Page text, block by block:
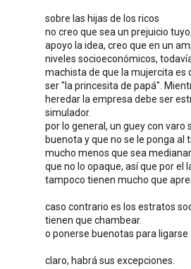
sobre las hijas de los ricos
no creo que sea un prejuicio tuyo,
apoyo la idea, creo que en un
niveles socioeconómicos,
machista de que la mujercita es
ser "la princesita de papá".
heredar la empresa debe ser
simulador.
por lo general, un guey con varo
buenota y que no se le ponga al
mucho menos que sea
que no lo opaque, así que por el
tampoco tienen mucho que
caso contrario es los estratos
tienen que chambear.
o ponerse buenotas para ligarse
claro, habrá sus excepciones.